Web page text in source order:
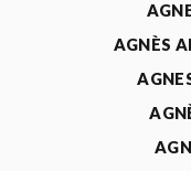
AGNÈS